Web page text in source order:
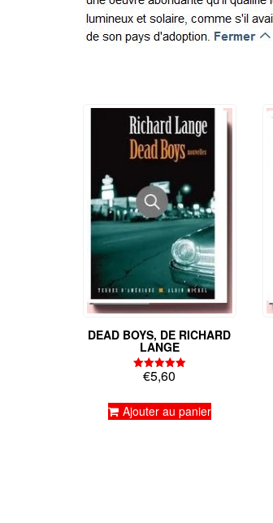
DEAD BOYS, DE RICHARD
LANGE
Note
5.00
€5,60
Ajouter au panier